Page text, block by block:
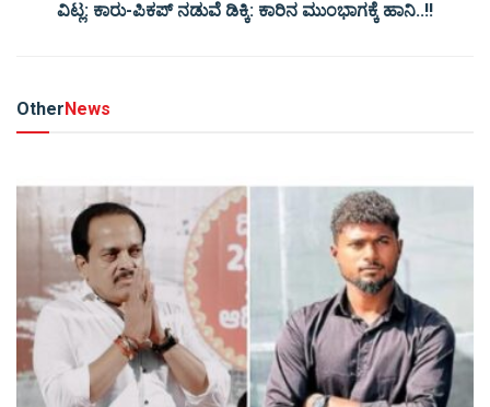
ವಿಟ್ಲ: ಕಾರು-ಪಿಕಪ್ ನಡುವೆ ಡಿಕ್ಕಿ: ಕಾರಿನ ಮುಂಭಾಗಕ್ಕೆ ಹಾನಿ..!!
OtherNews